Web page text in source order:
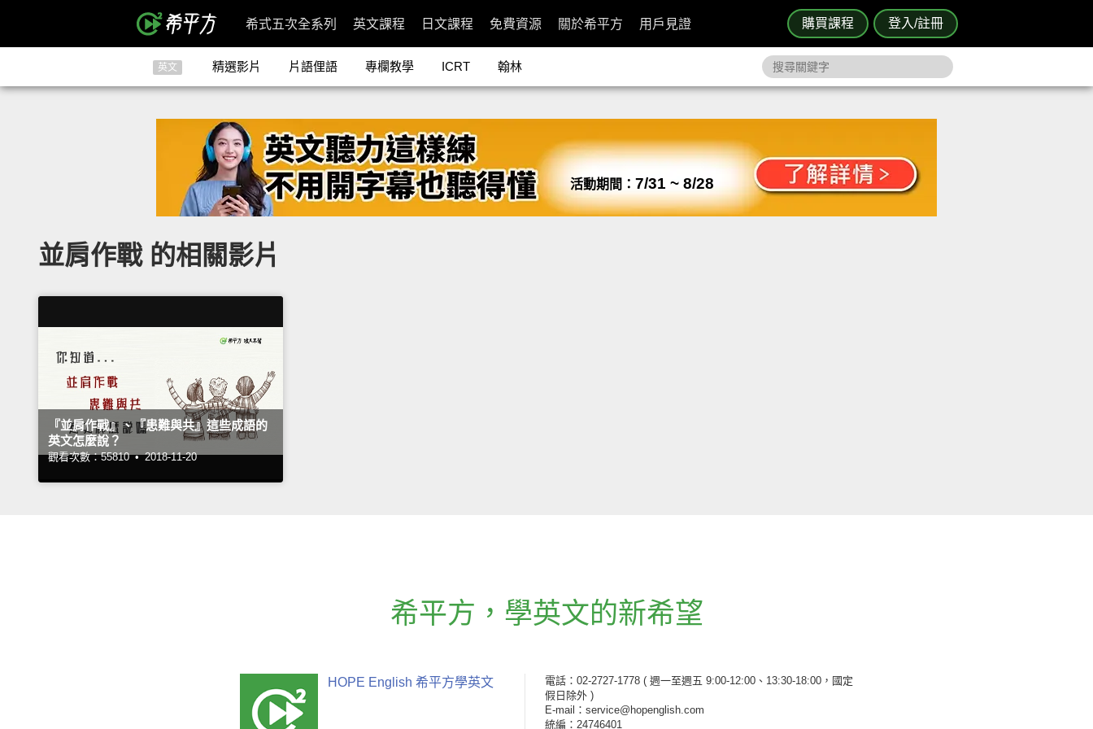
購買課程 登入/註冊
希式五次全系列 英文課程 日文課程 免費資源 關於希平方 用戶見證
英文 精選影片 片語俚語 專欄教學 ICRT 翰林
活動期間： 7/31 ~ 8/28
並肩作戰 的相關影片
『並肩作戰』、『患難與共』這些成語的
英文怎麼說？
觀看次數：55810 • 2018-11-20
希平方 ， 學英文的新希望
HOPE English 希平方學英文 電話：02-2727-1778 ( 週一至週五 9:00-12:00、13:30-18:00，國定
假日除外 )
E-mail：service@hopenglish.com
統編：24746401